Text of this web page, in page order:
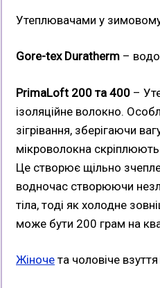
Утеплювачами у
Gore-tex Duratherm –
PrimaLoft 200 та 400 –
ізоляційне волокно.
зігрівання, зберігаючи
мікроволокна
Це створює щільно
водночас створюючи
тіла, тоді як холодне
може бути 200 грам на
Жіноче та чоловіче